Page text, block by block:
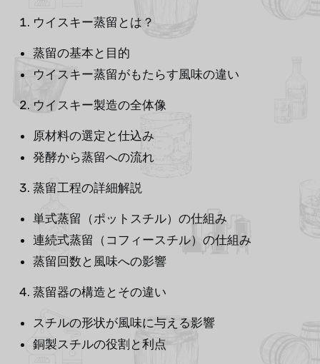
ウイスキー蒸留とは？
蒸留の基本と目的
ウイスキー蒸留がもたらす風味の違い
ウイスキー製造の全体像
原材料の選定と仕込み
発酵から蒸留への流れ
蒸留工程の詳細解説
単式蒸留（ポットスチル）の仕組み
連続式蒸留（コフィースチル）の仕組み
蒸留回数と風味への影響
蒸留器の構造とその違い
スチルの形状が風味に与える影響
銅製スチルの役割と利点